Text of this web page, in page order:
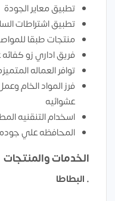
تطبيق معاير الجودة
تطبيق اشتراطات
منتجات طبقا
فريق اداري زو كفائه
توافر العماله
فرز المواد الخام
عشوائيه
اسخدام التنقنيه
المحافظه علي جوده
الخدمات والمنتجات
• البطاطا